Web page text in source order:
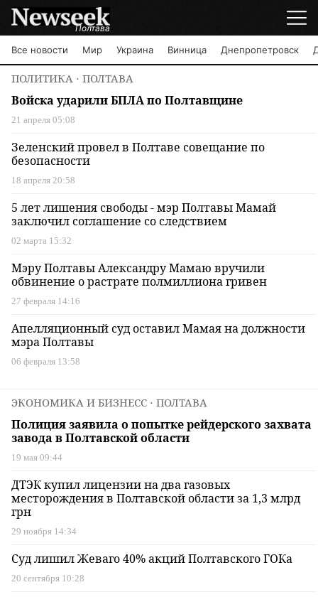
Полтава
Все новости Мир Украина Винница Днепропетровск
ПОЛИТИКА ⋅ ПОЛТАВА
Войска ударили БПЛА по Полтавщине
21 апреля 05:08
Зеленский провел в Полтаве совещание по
безопасности
18 апреля 20:58
5 лет лишения свободы - мэр Полтавы Мамай
заключил соглашение со следствием
02 марта 15:32
Мэру Полтавы Александру Мамаю вручили
обвинение о растрате полмиллиона гривен
27 февраля 14:16
Апелляционный суд оставил Мамая на должности
мэра Полтавы
06 февраля 13:58
ЭКОНОМИКА И БИЗНЕСС ⋅ ПОЛТАВА
Полиция заявила о попытке рейдерского захвата
завода в Полтавской области
19 мая 09:44
ДТЭК купил лицензии на два газовых
месторождения в Полтавской области за 1,3 млрд
грн
29 ноября 14:34
Суд лишил Жеваго 40% акций Полтавского ГОКа
20 сентября 10:28